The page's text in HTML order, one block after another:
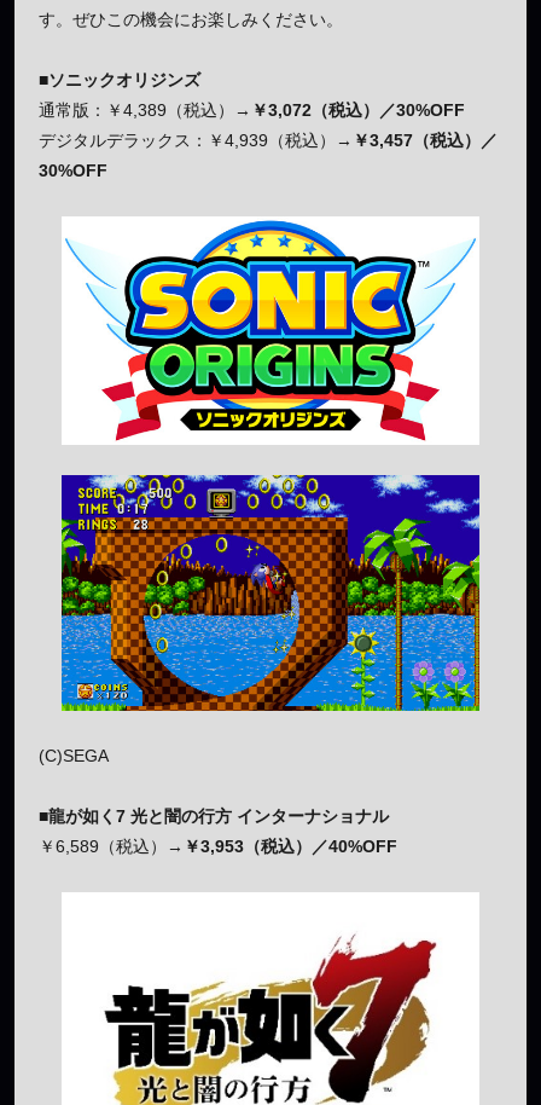
す。ぜひこの機会にお楽しみください。
■ソニックオリジンズ
通常版：￥4,389（税込）→ ￥3,072（税込）／30%OFF
デジタルデラックス：￥4,939（税込）→ ￥3,457（税込）／
30%OFF
(C)SEGA
■龍が如く7 光と闇の行方 インターナショナル
￥6,589（税込）→ ￥3,953（税込）／40%OFF